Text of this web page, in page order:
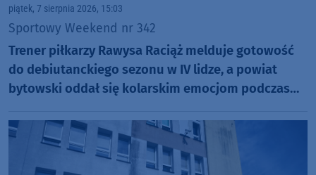
piątek, 7 sierpnia 2026, 15:03
Sportowy Weekend nr 342
Trener piłkarzy Rawysa Raciąż melduje gotowość
do debiutanckiego sezonu w IV lidze, a powiat
bytowski oddał się kolarskim emocjom podczas